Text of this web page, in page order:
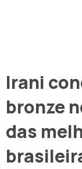
Irani
bronze
das